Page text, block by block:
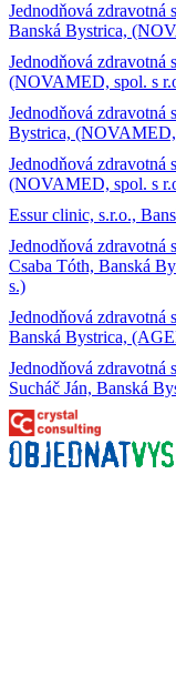
Jednodňová zdravotná
Banská Bystrica,
Jednodňová zdravotná
(NOVAMED, spol. s
Jednodňová zdravotná
Bystrica, (NOVAMED,
Jednodňová zdravotná
(NOVAMED, spol. s
Essur clinic, s.r.o.,
Jednodňová
Csaba Tóth, Banská
s.)
Jednodňová
Banská Bystrica,
Jednodňová zdravotná
Sucháč Ján, Banská